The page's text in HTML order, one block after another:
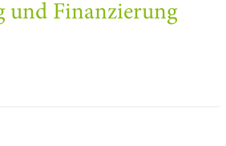
und Finanzierung